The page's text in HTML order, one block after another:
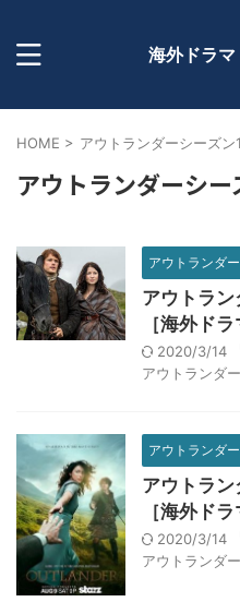
海外ドラ
HOME > アウトランダーシーズン
アウトランダーシ
アウトランダー
アウトラ
［海外ド
2020/3/14
アウトランダ
アウトランダー
アウトラ
［海外ド
2020/3/14
アウトランダ